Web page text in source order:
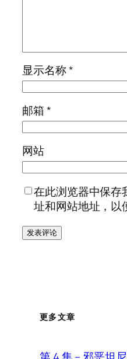
显示名称*
邮箱*
网站
在此浏览器中保存
址和网站地址，以
更多文章